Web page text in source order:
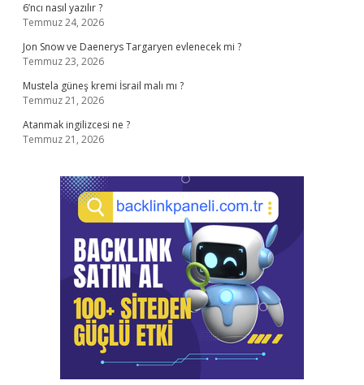
6’ncı nasıl yazılır ?
Temmuz 24, 2026
Jon Snow ve Daenerys Targaryen evlenecek mi ?
Temmuz 23, 2026
Mustela güneş kremi İsrail malı mı ?
Temmuz 21, 2026
Atanmak ingilizcesi ne ?
Temmuz 21, 2026